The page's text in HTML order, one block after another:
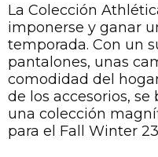
La Colección
imponerse y ganar
temporada. Con un
pantalones, unas
comodidad del
de los accesorios,
una colección
para el Fall Winter